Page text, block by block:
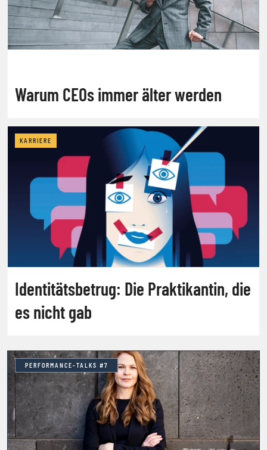
Warum CEOs immer älter werden
KARRIERE
Identitätsbetrug: Die Praktikantin, die
es nicht gab
PERFORMANCE-TALKS #7